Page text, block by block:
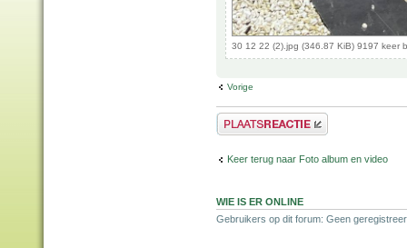
30 12 22 (2).jpg (346.87 KiB) 9197 keer
Vorige
Plaats een reactie
Keer terug naar Foto album en video
WIE IS ER ONLINE
Gebruikers op dit forum: Geen